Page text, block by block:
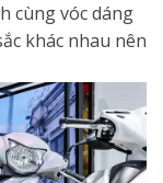
cùng vóc dáng
khác nhau nên